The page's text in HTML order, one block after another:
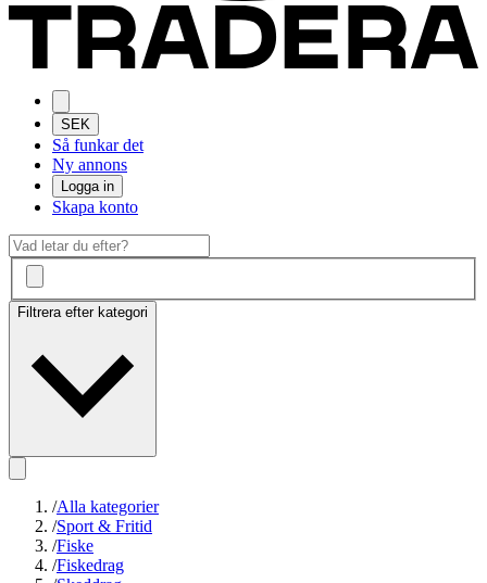
SEK
Så funkar det
Ny annons
Logga in
Skapa konto
Filtrera efter kategori
/Alla kategorier
/Sport & Fritid
/Fiske
/Fiskedrag